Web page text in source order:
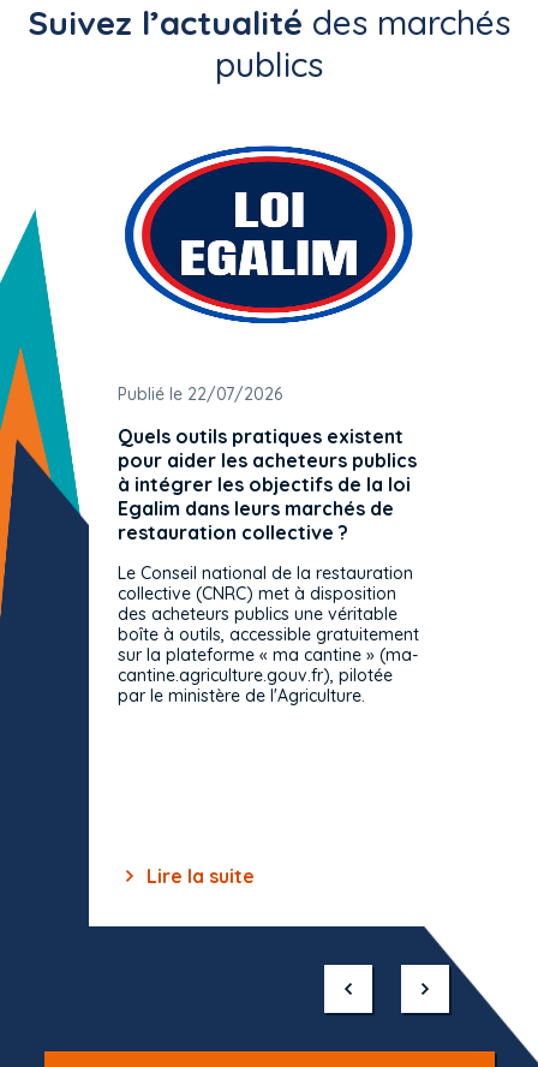
Suivez l’actualité des marchés
publics
Publié le 22/07/2026
Quels outils pratiques existent
pour aider les acheteurs publics
à intégrer les objectifs de la loi
Egalim dans leurs marchés de
restauration collective ?
Le Conseil national de la restauration
collective (CNRC) met à disposition
des acheteurs publics une véritable
boîte à outils, accessible gratuitement
sur la plateforme « ma cantine » (ma-
cantine.agriculture.gouv.fr), pilotée
par le ministère de l'Agriculture.
Lire la suite